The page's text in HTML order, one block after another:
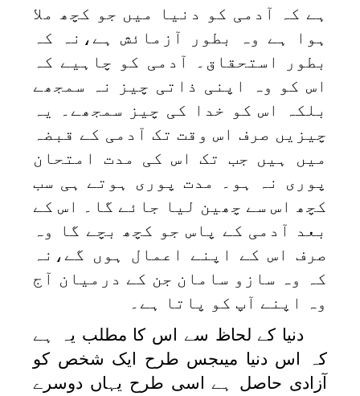
ہے کہ آدمی کو دنیا میں جو کچھ ملا
ہوا ہے وہ بطور آزمائش ہے،نہ کہ
بطور استحقاق۔ آدمی کو چاہیے کہ
اس کو وہ اپنی ذاتی چیز نہ سمجھے
بلکہ اس کو خدا کی چیز سمجھے۔ یہ
چیزیں صرف اس وقت تک آدمی کے قبضہ
میں ہیں جب تک اس کی مدت امتحان
پوری نہ ہو۔ مدت پوری ہوتے ہی سب
کچھ اس سے چھین لیا جائے گا۔ اس کے
بعد آدمی کے پاس جو کچھ بچے گا وہ
صرف اس کے اپنے اعمال ہوں گے،نہ
کہ وہ سازو سامان جن کے درمیان آج
وہ اپنے آپ کو پاتا ہے۔
دنیا کے لحاظ سے اس کا مطلب یہ ہے
کہ اس دنیا میںجس طرح ایک شخص کو
آزادی حاصل ہے اسی طرح یہاں دوسرے